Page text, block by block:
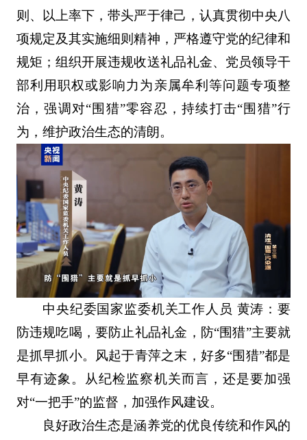
则、以上率下，带头严于律己，认真贯彻中央八
项规定及其实施细则精神，严格遵守党的纪律和
规矩；组织开展违规收送礼品礼金、党员领导干
部利用职权或影响力为亲属牟利等问题专项整
治，强调对“围猎”零容忍，持续打击“围猎”行
为‌，维护政治生态的清朗。
中央纪委国家监委机关工作人员 黄涛：要
防违规吃喝，要防止礼品礼金，防“围猎”主要就
是抓早抓小。风起于青萍之末，好多“围猎”都是
早有迹象。从纪检监察机关而言，还是要加强
对“一把手”的监督，加强作风建设。
良好政治生态是涵养党的优良传统和作风的